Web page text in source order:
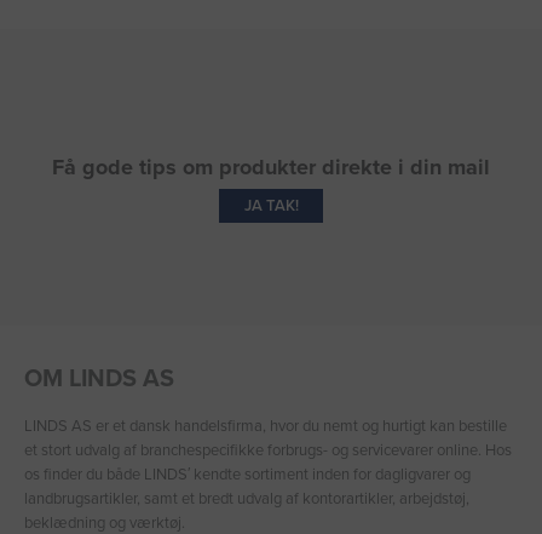
Få gode tips om produkter direkte i din mail
JA TAK!
OM LINDS AS
LINDS AS er et dansk handelsfirma, hvor du nemt og hurtigt kan bestille
et stort udvalg af branchespecifikke forbrugs- og servicevarer online. Hos
os finder du både LINDS′ kendte sortiment inden for dagligvarer og
landbrugsartikler, samt et bredt udvalg af kontorartikler, arbejdstøj,
beklædning og værktøj.